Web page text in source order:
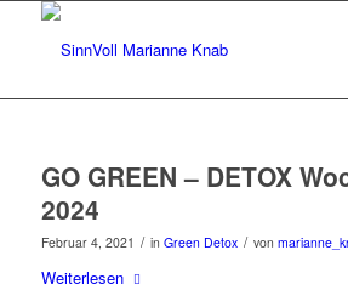
GO GREEN – DETOX
2024
Februar 4, 2021 / in Green Detox / von
Weiterlesen